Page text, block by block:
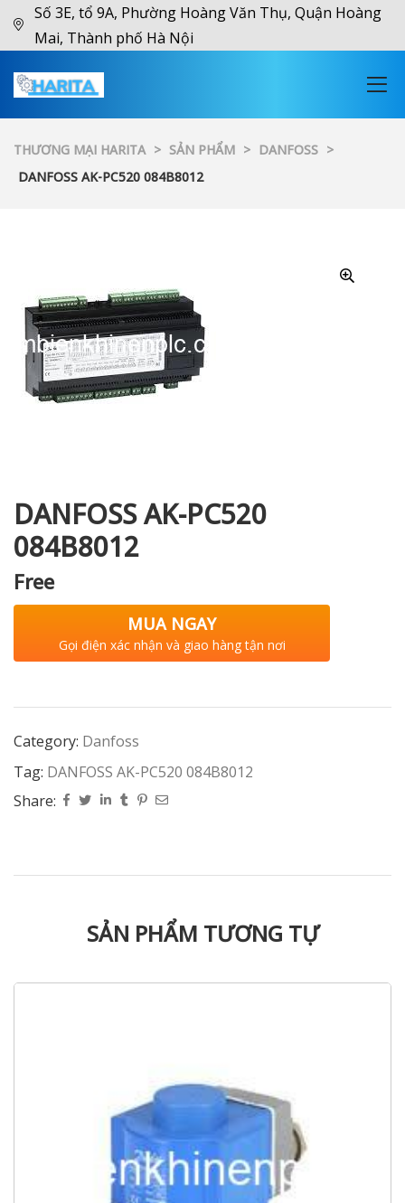
Số 3E, tổ 9A, Phường Hoàng Văn Thụ, Quận Hoàng
Mai, Thành phố Hà Nội
THƯƠNG MẠI HARITA > SẢN PHẨM > DANFOSS >
DANFOSS AK-PC520 084B8012
DANFOSS AK-PC520
084B8012
Free
MUA NGAY
Gọi điện xác nhận và giao hàng tận nơi
Category: Danfoss
Tag: DANFOSS AK-PC520 084B8012
Share:
SẢN PHẨM TƯƠNG TỰ